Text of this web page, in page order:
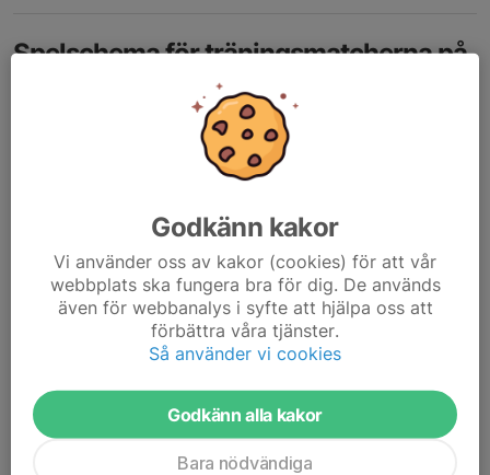
Spelschema för träningsmatcherna på
0 kommentarer
Godkänn kakor
Vi använder oss av kakor (cookies) för att vår
webbplats ska fungera bra för dig. De används
även för webbanalys i syfte att hjälpa oss att
förbättra våra tjänster.
Så använder vi cookies
Godkänn alla kakor
Bara nödvändiga